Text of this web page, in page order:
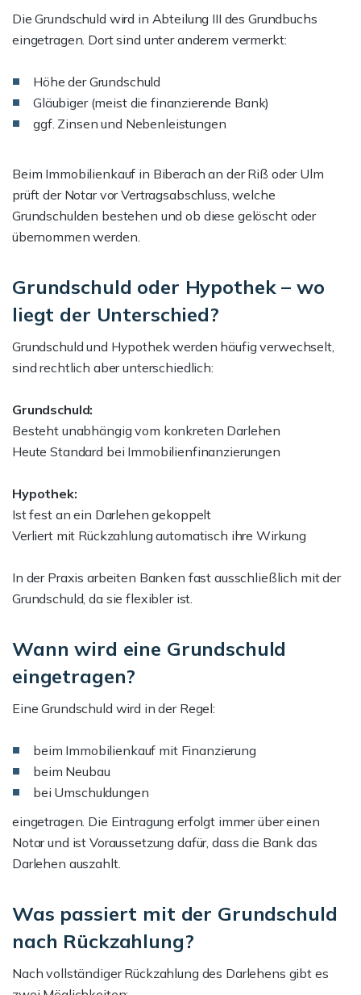
Die Grundschuld wird in Abteilung III des Grundbuchs
eingetragen. Dort sind unter anderem vermerkt:
Höhe der Grundschuld
Gläubiger (meist die finanzierende Bank)
ggf. Zinsen und Nebenleistungen
Beim Immobilienkauf in Biberach an der Riß oder Ulm
prüft der Notar vor Vertragsabschluss, welche
Grundschulden bestehen und ob diese gelöscht oder
übernommen werden.
Grundschuld oder Hypothek – wo
liegt der Unterschied?
Grundschuld und Hypothek werden häufig verwechselt,
sind rechtlich aber unterschiedlich:
Grundschuld:
Besteht unabhängig vom konkreten Darlehen
Heute Standard bei Immobilienfinanzierungen
Hypothek:
Ist fest an ein Darlehen gekoppelt
Verliert mit Rückzahlung automatisch ihre Wirkung
In der Praxis arbeiten Banken fast ausschließlich mit der
Grundschuld, da sie flexibler ist.
Wann wird eine Grundschuld
eingetragen?
Eine Grundschuld wird in der Regel:
beim Immobilienkauf mit Finanzierung
beim Neubau
bei Umschuldungen
eingetragen. Die Eintragung erfolgt immer über einen
Notar und ist Voraussetzung dafür, dass die Bank das
Darlehen auszahlt.
Was passiert mit der Grundschuld
nach Rückzahlung?
Nach vollständiger Rückzahlung des Darlehens gibt es